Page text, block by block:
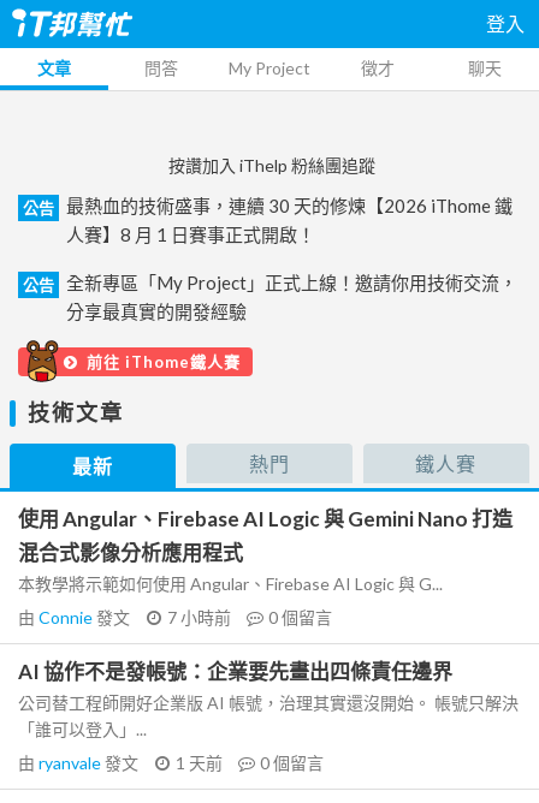
登入
文章 問答 My Project 徵才 聊天
按讚加入 iThelp 粉絲團追蹤
公告
最熱血的技術盛事，連續 30 天的修煉【2026 iThome 鐵
人賽】8 月 1 日賽事正式開啟！
公告
全新專區「My Project」正式上線！邀請你用技術交流，
分享最真實的開發經驗
前往 iThome鐵人賽
技術文章
最新 熱門 鐵人賽
使用 Angular、Firebase AI Logic 與 Gemini Nano 打造
混合式影像分析應用程式
本教學將示範如何使用 Angular、Firebase AI Logic 與 G...
由 Connie發文 7 小時前 0個留言
AI 協作不是發帳號：企業要先畫出四條責任邊界
公司替工程師開好企業版 AI 帳號，治理其實還沒開始。 帳號只解決
「誰可以登入」...
由 ryanvale發文 1 天前 0個留言